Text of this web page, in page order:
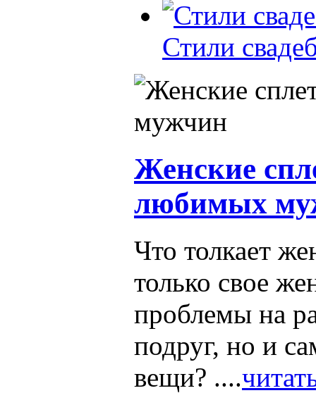
Стили
Женские
любимых
Что толкает
только свое
проблемы на
подруг, но и
вещи? ....